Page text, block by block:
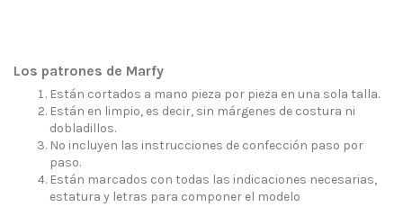
Los patrones de Marfy
Están cortados a mano pieza por pieza en una sola talla.
Están en limpio, es decir, sin márgenes de costura ni
dobladillos.
No incluyen las instrucciones de confección paso por
paso.
Están marcados con todas las indicaciones necesarias,
estatura y letras para componer el modelo